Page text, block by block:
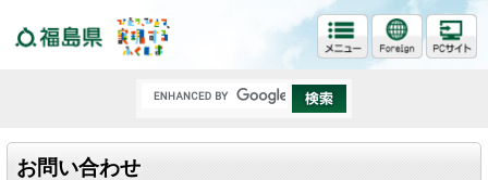
お問い合わせ